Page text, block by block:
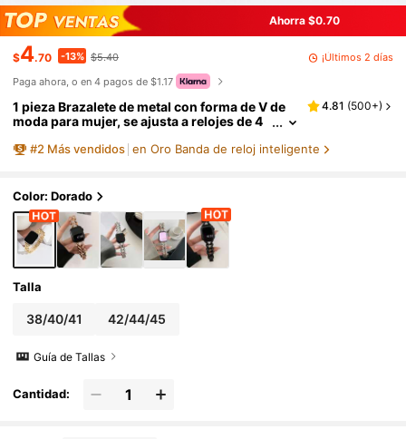
Ahorra $0.70
$4.70 -13% $5.40
¡Últimos 2 días
Paga ahora, o en 4 pagos de $1.17
1 pieza Brazalete de metal con forma de V de
moda para mujer, se ajusta a relojes de 4
Apple Watch Ultra/SE/8/7/6/5/4/3/2/1, adecua
4.81 (500+)
#2 Más vendidos en Oro Banda de reloj inteligente
Color: Dorado
Talla
38/40/41 42/44/45
Guía de Tallas
Cantidad: